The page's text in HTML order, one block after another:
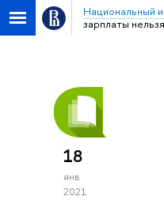
Национальный
зарплаты
18
янв
2021